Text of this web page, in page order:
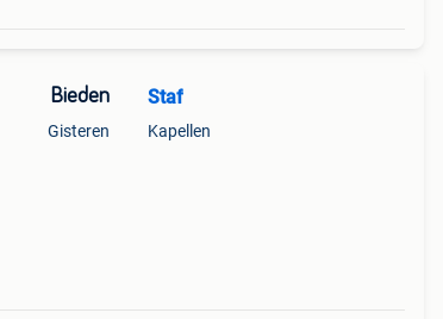
Bieden
Gisteren
Staf
Kapellen